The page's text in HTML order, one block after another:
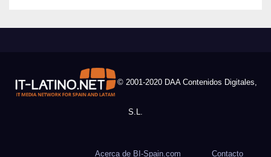
© 2001-2020 DAA Contenidos Digitales,
S.L.
Acerca de BI-Spain.com Contacto